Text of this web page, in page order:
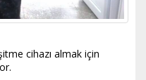
cihazı almak için